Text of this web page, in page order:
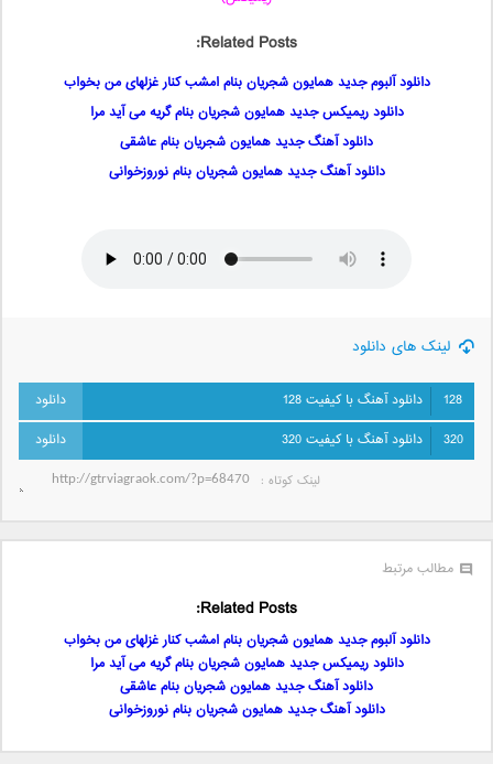
Related Posts:
دانلود آلبوم جدید همایون شجریان بنام امشب کنار غزلهای من بخواب
دانلود ریمیکس جدید همایون شجریان بنام گریه می آید مرا
دانلود آهنگ جدید همایون شجریان بنام عاشقی
دانلود آهنگ جدید همایون شجریان بنام نوروزخوانی
لینک های دانلود
128
دانلود آهنگ با کیفیت 128
320
دانلود آهنگ با کیفیت 320
لینک کوتاه‌ :
مطالب مرتبط
Related Posts:
دانلود آلبوم جدید همایون شجریان بنام امشب کنار غزلهای من بخواب
دانلود ریمیکس جدید همایون شجریان بنام گریه می آید مرا
دانلود آهنگ جدید همایون شجریان بنام عاشقی
دانلود آهنگ جدید همایون شجریان بنام نوروزخوانی